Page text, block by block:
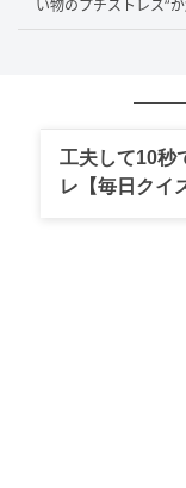
い物のプチストレス”が
工夫して10秒
レ【毎日クイ